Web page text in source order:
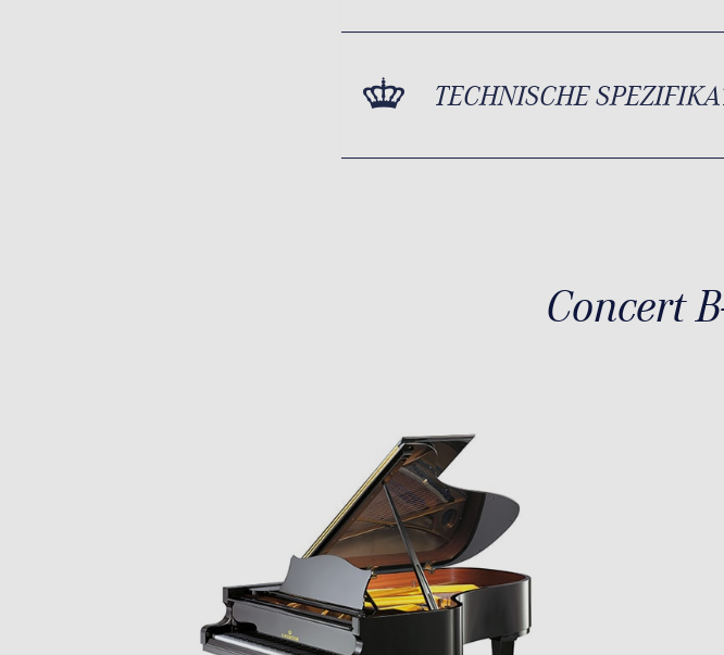
TECHNISCHE
Concert